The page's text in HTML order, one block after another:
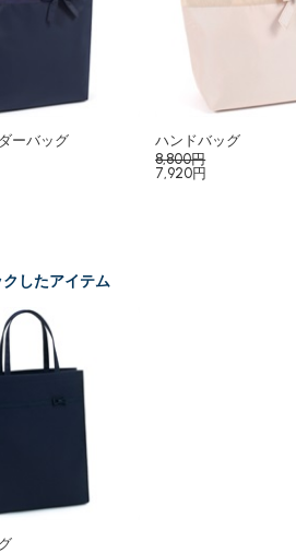
ーバッグ
ハンドバッグ
8,800円
7,920円
したアイテム